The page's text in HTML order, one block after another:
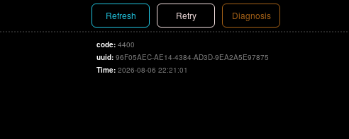
Refresh Retry Diagnosis
code: 4400
uuid: 96F05AEC-AE14-4384-AD3D-9EA2A5E97875
Time: 2026-08-06 22:21:01